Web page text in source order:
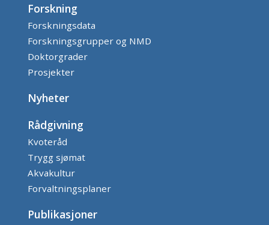
Forskning
Forskningsdata
Forskningsgrupper og NMD
Doktorgrader
Prosjekter
Nyheter
Rådgivning
Kvoteråd
Trygg sjømat
Akvakultur
Forvaltningsplaner
Publikasjoner